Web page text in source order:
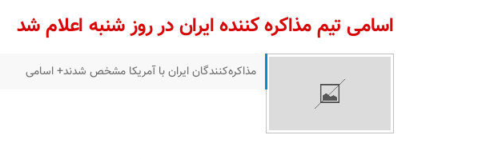
اسامی تیم مذاکره کننده ایران در روز شنبه اعلام شد
مذاکره‌کنندگان ایران با آمریکا مشخص شدند+ اسامی